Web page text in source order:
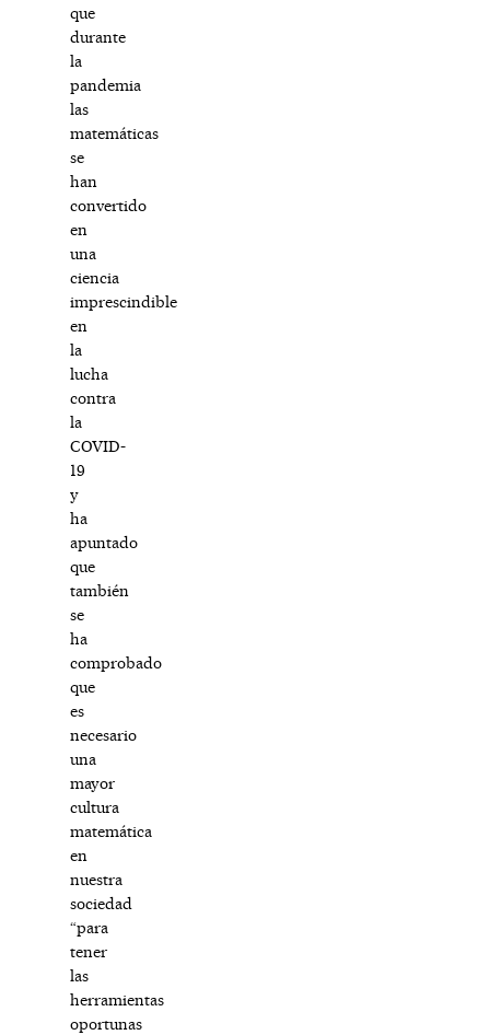
que
durante
la
pandemia
las
matemáticas
se
han
convertido
en
una
ciencia
imprescindible
en
la
lucha
contra
la
COVID-
19
y
ha
apuntado
que
también
se
ha
comprobado
que
es
necesario
una
mayor
cultura
matemática
en
nuestra
sociedad
“para
tener
las
herramientas
oportunas